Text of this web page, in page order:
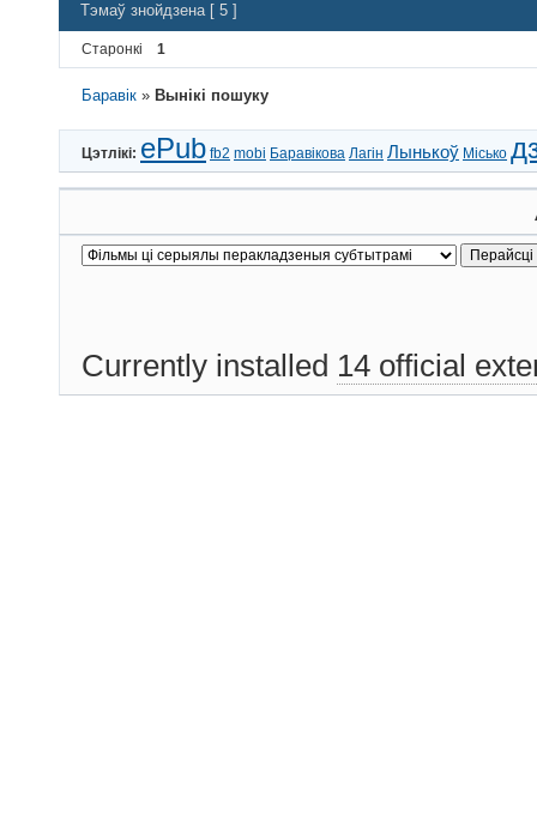
Тэмаў знойдзена [ 5 ]
Старонкі 1
Баравік » Вынікі пошуку
Цэтлікі: ePub fb2 mobi Баравікова Лагін Лынькоў Місько
Currently installed 14 official